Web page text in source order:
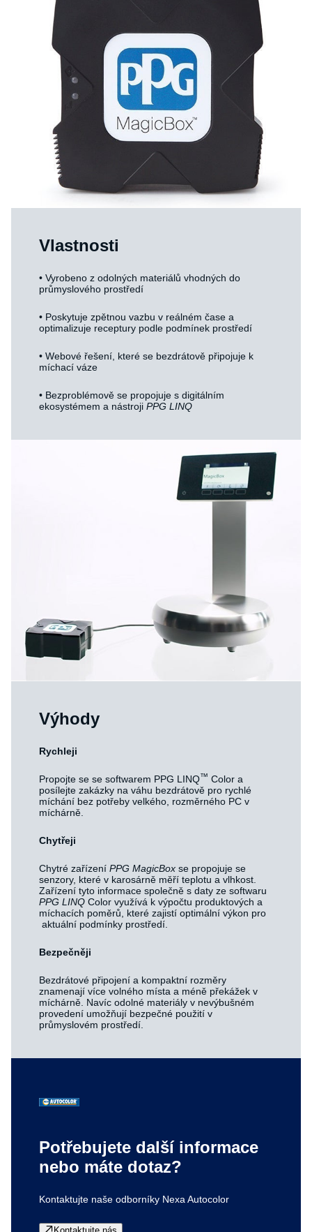
Vlastnosti
• Vyrobeno z odolných materiálů vhodných do
průmyslového prostředí
• Poskytuje zpětnou vazbu v reálném čase a
optimalizuje receptury podle podmínek prostředí
• Webové řešení, které se bezdrátově připojuje k
míchací váze
• Bezproblémově se propojuje s digitálním
ekosystémem a nástroji PPG LINQ
Výhody
Rychleji
Propojte se se softwarem PPG LINQ™ Color a
posílejte zakázky na váhu bezdrátově pro rychlé
míchání bez potřeby velkého, rozměrného PC v
míchárně.
Chytřeji
Chytré zařízení PPG MagicBox se propojuje se
senzory, které v karosárně měří teplotu a vlhkost.
Zařízení tyto informace společně s daty ze softwaru
PPG LINQ Color využívá k výpočtu produktových a
míchacích poměrů, které zajistí optimální výkon pro
aktuální podmínky prostředí.
Bezpečněji
Bezdrátové připojení a kompaktní rozměry
znamenají více volného místa a méně překážek v
míchárně. Navíc odolné materiály v nevýbušném
provedení umožňují bezpečné použití v
průmyslovém prostředí.
Potřebujete další informace
nebo máte dotaz?
Kontaktujte naše odborníky Nexa Autocolor